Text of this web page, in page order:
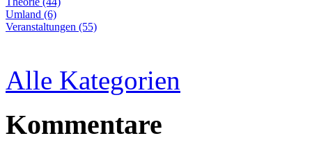
Umland (6)
Veranstaltungen (55)
Alle Kategorien
Kommentare